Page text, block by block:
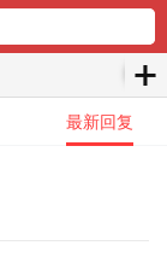
最新回复